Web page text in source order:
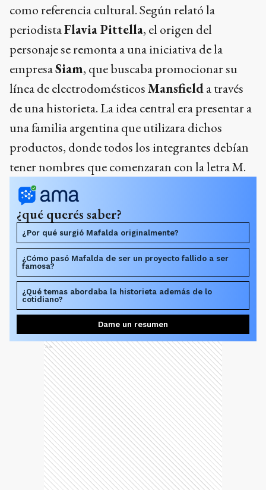
como referencia cultural. Según relató la
periodistaFlavia Pittella, el origen del
personaje se remonta a una iniciativa de la
empresaSiam, que buscaba promocionar su
línea de electrodomésticosMansfielda través
de una historieta. La idea central era presentar a
una familia argentina que utilizara dichos
productos, donde todos los integrantes debían
tener nombres que comenzaran con la letra M.
¿qué querés saber?
¿Por qué surgió Mafalda originalmente?
¿Cómo pasó Mafalda de ser un proyecto fallido a ser
famosa?
¿Qué temas abordaba la historieta además de lo
cotidiano?
Dame un resumen
Ads